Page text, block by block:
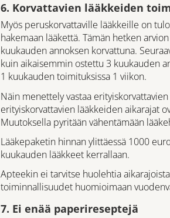
6. Korvattavien lääkkeiden
Myös peruskorvattaville lääkkeille on
hakemaan lääkettä. Tämän hetken
kuukauden annoksen korvattuna.
kuin aikaisemmin ostettu 3 kuukauden
1 kuukauden toimituksissa 1 viikon.
Näin menettely vastaa
erityiskorvattavien lääkkeiden aikarajat
Muutoksella pyritään vähentämään
Lääkepaketin hinnan ylittäessä 1000
kuukauden lääkkeet kerrallaan.
Apteekin ei tarvitse huolehtia
toiminnallisuudet huomioimaan
7. Ei enää paperireseptejä